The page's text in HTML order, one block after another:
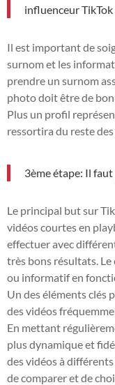
influenceur TikTok
Il est important de
surnom et les
prendre un surnom
photo doit être de
Plus un profil
ressortira du reste
3ème étape: Il
Le principal but sur
vidéos courtes en
effectuer avec
très bons résultats.
ou informatif en
Un des éléments clés
des vidéos
En mettant
plus dynamique et
des vidéos à
de comparer et de